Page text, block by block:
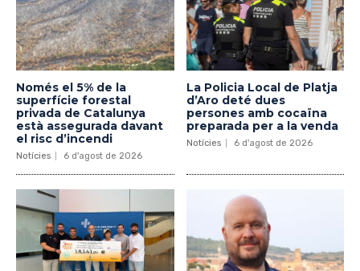
Només el 5% de la
superfície forestal
privada de Catalunya
està assegurada davant
el risc d’incendi
Notícies 6 d'agost de 2026
La Policia Local de Platja
d’Aro deté dues
persones amb cocaïna
preparada per a la venda
Notícies 6 d'agost de 2026